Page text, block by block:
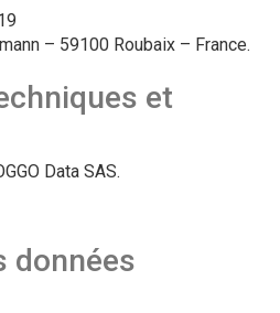
– 59100 Roubaix – France.
et
Data SAS.
données